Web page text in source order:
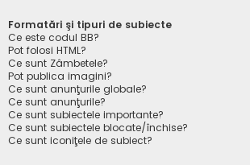
Formatări şi tipuri de subiecte
Ce este codul BB?
Pot folosi HTML?
Ce sunt Zâmbetele?
Pot publica imagini?
Ce sunt anunţurile globale?
Ce sunt anunţurile?
Ce sunt subiectele importante?
Ce sunt subiectele blocate/închise?
Ce sunt iconiţele de subiect?